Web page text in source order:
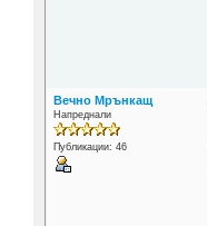
Вечно Мрънкащ
Напреднали
Публикации: 46